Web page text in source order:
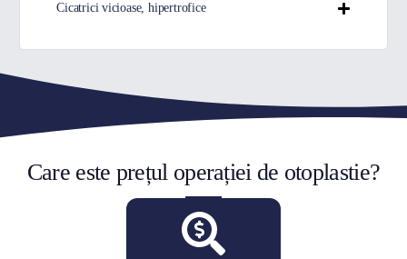
Cicatrici vicioase, hipertrofice
Care este prețul operației de otoplastie?